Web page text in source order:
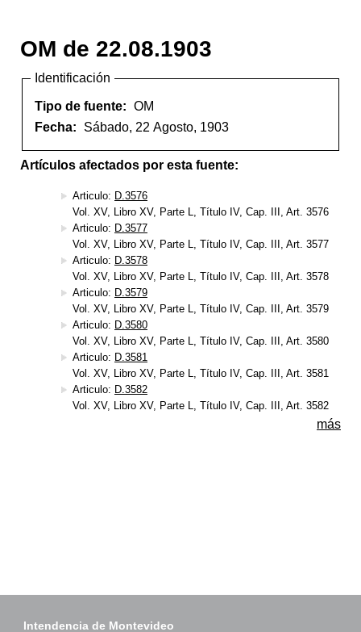
OM de 22.08.1903
Identificación
Tipo de fuente: OM
Fecha:
Sábado, 22 Agosto, 1903
Artículos afectados por esta fuente:
Articulo: D.3576
Vol. XV, Libro XV, Parte L, Título IV, Cap. III, Art. 3576
Articulo: D.3577
Vol. XV, Libro XV, Parte L, Título IV, Cap. III, Art. 3577
Articulo: D.3578
Vol. XV, Libro XV, Parte L, Título IV, Cap. III, Art. 3578
Articulo: D.3579
Vol. XV, Libro XV, Parte L, Título IV, Cap. III, Art. 3579
Articulo: D.3580
Vol. XV, Libro XV, Parte L, Título IV, Cap. III, Art. 3580
Articulo: D.3581
Vol. XV, Libro XV, Parte L, Título IV, Cap. III, Art. 3581
Articulo: D.3582
Vol. XV, Libro XV, Parte L, Título IV, Cap. III, Art. 3582
más
Intendencia de Montevideo